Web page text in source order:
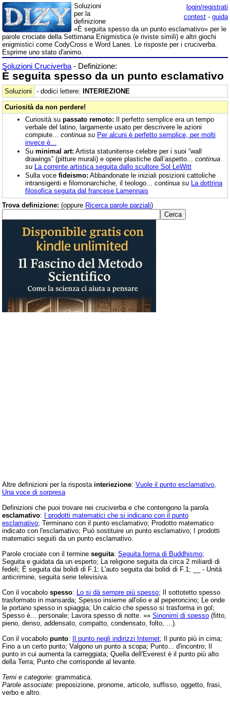
login/registrati
contest - guida
Soluzioni
per la
definizione
«È seguita spesso da un punto esclamativo» per le
parole crociate della Settimana Enigmistica (e riviste simili) e altri giochi
enigmistici come CodyCross e Word Lanes. Le risposte per i cruciverba.
Esprime uno stato d'animo.
Soluzioni Cruciverba - Definizione:
È seguita spesso da un punto esclamativo
Soluzioni - dodici lettere: INTERIEZIONE
Curiosità da non perdere!
Curiosità su passato remoto: Il perfetto semplice era un tempo
verbale del latino, largamente usato per descrivere le azioni
compiute... continua su Per alcuni è perfetto semplice, per molti
invece è...
Su minimal art: Artista statunitense celebre per i suoi “wall
drawings” (pitture murali) e opere plastiche dall’aspetto... continua
su La corrente artistica seguita dallo scultore Sol LeWitt
Sulla voce fideismo: Abbandonate le iniziali posizioni cattoliche
intransigenti e filomonarchiche, il teologo... continua su La dottrina
filosofica seguita dal francese Lamennais
Trova definizione: (oppure Ricerca parole parziali)
Altre definizioni per la risposta interiezione: Vuole il punto esclamativo
Una voce di sorpresa
Definizioni che puoi trovare nei cruciverba e che contengono la parola
esclamativo: I prodotti matematici che si indicano con il punto
esclamativo; Terminano con il punto esclamativo; Prodotto matematico
indicato con l'esclamativo; Può sostituire un punto esclamativo; I prodotti
matematici seguiti da un punto esclamativo.
Parole crociate con il termine seguita: Seguita forma di Buddhismo;
Seguita e guidata da un esperto; La religione seguita da circa 2 miliardi di
fedeli; È seguita dai bolidi di F.1; L'auto seguita dai bolidi di F.1; __ - Unità
anticrimine, seguita serie televisiva.
Con il vocabolo spesso: Lo si dà sempre più spesso; Il sottotetto spesso
trasformato in mansarda; Spesso insieme all'olio e al peperoncino; Le onde
le portano spesso in spiaggia; Un calcio che spesso si trasforma in gol;
Spesso è... personale; Lavora spesso di notte. »» Sinonimi di spesso (fitto,
pieno, denso, addensato, compatto, condensato, folto, ...).
Con il vocabolo punto: Il punto negli indirizzi Internet; Il punto più in cima;
Fino a un certo punto; Valgono un punto a scopa; Punto... d'incontro; Il
punto in cui aumenta la carreggiata; Quella dell'Everest è il punto più alto
della Terra; Punto che corrisponde al levante.
Temi e categorie: grammatica.
Parole associate: preposizione, pronome, articolo, suffisso, oggetto, frasi,
verbo e altro.